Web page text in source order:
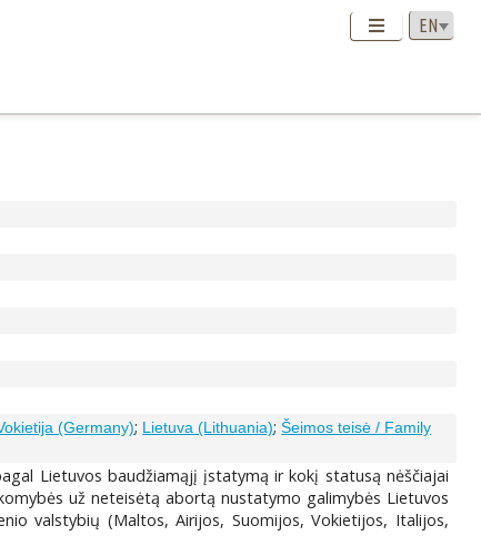
(Germany); Lietuva (Lithuania);Šeimos teisė / Family
Lietuvos baudžiamąjį įstatymą ir kokį statusą nėščiajai
už neteisėtą abortą nustatymo galimybės Lietuvos
valstybių (Maltos, Airijos, Suomijos, Vokietijos, Italijos,